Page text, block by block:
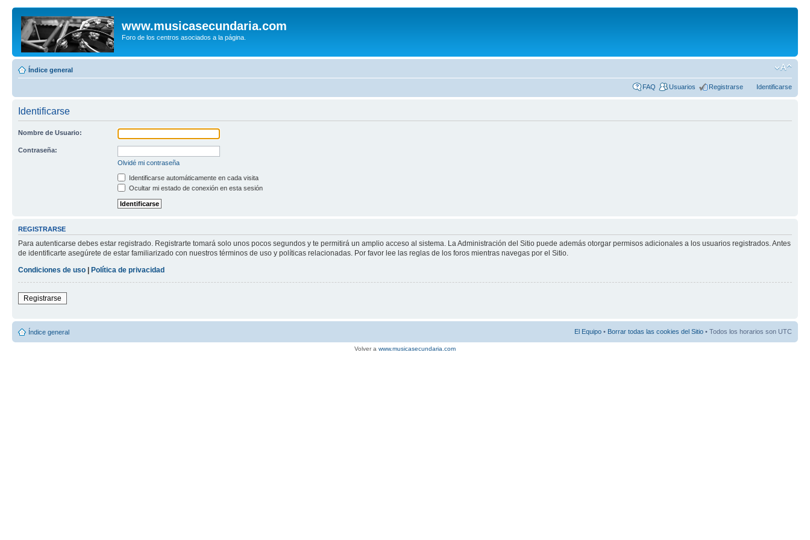
www.musicasecundaria.com
Foro de los centros asociados a la página.
Índice general
FAQ Usuarios Registrarse Identificarse
Identificarse
Nombre de Usuario:
Contraseña:
Olvidé mi contraseña
Identificarse automáticamente en cada visita
Ocultar mi estado de conexión en esta sesión
REGISTRARSE
Para autenticarse debes estar registrado. Registrarte tomará solo unos pocos segundos y te permitirá un amplio acceso al sistema. La Administración del Sitio puede además otorgar permisos adicionales a los usuarios registrados. Antes
de identificarte asegúrete de estar familiarizado con nuestros términos de uso y políticas relacionadas. Por favor lee las reglas de los foros mientras navegas por el Sitio.
Condiciones de uso | Política de privacidad
Registrarse
Índice general El Equipo • Borrar todas las cookies del Sitio • Todos los horarios son UTC
Volver a www.musicasecundaria.com